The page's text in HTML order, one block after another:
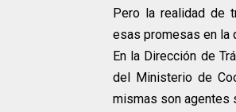
Pero la realidad de
esas promesas en la
En la Dirección de
del Ministerio de
mismas son agentes